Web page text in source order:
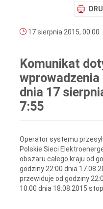
17 sierpnia 2015, 00:00
Komunikat
dnia 17
7:55
Operator systemu
Polskie Sieci
obszaru całego kraju od
godziny 22:00 dnia
przewiduje od godziny
10:00 dnia 18.08.2015